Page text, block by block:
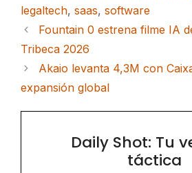
legaltech, saas, software
Fountain 0 estrena filme IA
Tribeca 2026
Akaio levanta 4,3M con
expansión global
Daily Shot: Tu
táctica